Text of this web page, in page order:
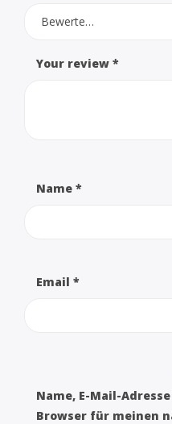
Bewerte…
Your review *
Name *
Email *
Name, E-Mail-
Browser für meinen